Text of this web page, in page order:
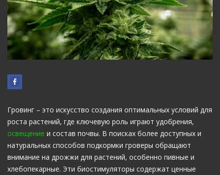
Гровинг – это искусство создания оптимальных условий для
роста растений, где ключевую роль играют удобрения,
освещение и состав почвы. В поисках более доступных и
натуральных способов подкормки гроверы обращают
внимание на дрожжи для растений, особенно пивные и
хлебопекарные. Эти биостимуляторы содержат ценные